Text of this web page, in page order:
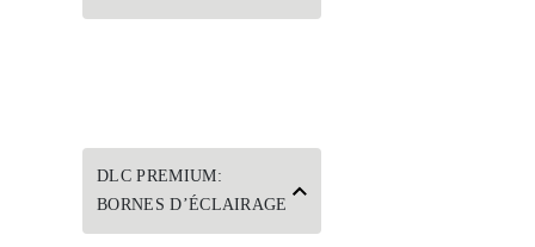
DLC PREMIUM:
BORNES D’ÉCLAIRAGE